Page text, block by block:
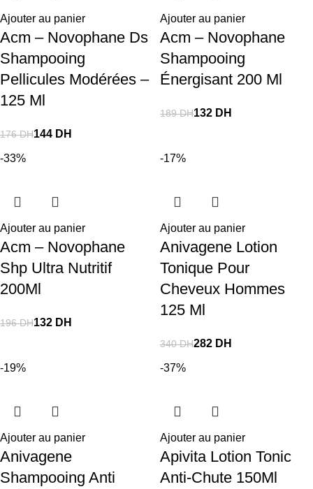
Ajouter au panier
Acm – Novophane Ds
Shampooing
Pellicules Modérées –
125 Ml
176DH144 DH
Ajouter au panier
Acm – Novophane
Shampooing
Énergisant 200 Ml
189DH132 DH
-33%
Ajouter au panier
Acm – Novophane
Shp Ultra Nutritif
200Ml
196DH132 DH
-17%
Ajouter au panier
Anivagene Lotion
Tonique Pour
Cheveux Hommes
125 Ml
340DH282 DH
-19%
Ajouter au panier
Anivagene
Shampooing Anti
-37%
Ajouter au panier
Apivita Lotion Tonic
Anti-Chute 150Ml